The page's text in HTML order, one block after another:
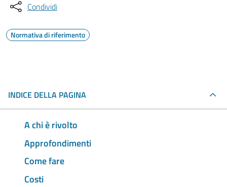
Condividi
Normativa di riferimento
INDICE DELLA PAGINA
A chi è rivolto
Approfondimenti
Come fare
Costi